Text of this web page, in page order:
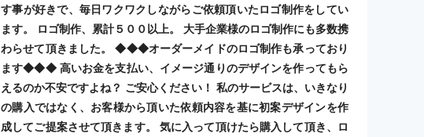
す事が好きで、毎日ワクワクしながらご依頼頂いたロゴ制作をしてい
ます。 ロゴ制作、累計５００以上。 大手企業様のロゴ制作にも多数携
わらせて頂きました。 ◆◆◆オーダーメイドのロゴ制作も承っており
ます◆◆◆ 高いお金を支払い、イメージ通りのデザインを作ってもら
えるのか不安ですよね？ ご安心ください！ 私のサービスは、いきなり
の購入ではなく、お客様から頂いた依頼内容を基に初案デザインを作
成してご提案させて頂きます。 気に入って頂けたら購入して頂き、ロ